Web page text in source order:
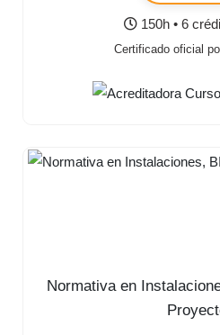
150h • 6
Certificado oficial
Normativa en